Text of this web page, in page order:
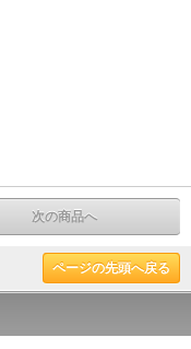
次の商品へ
ページの先頭へ戻る